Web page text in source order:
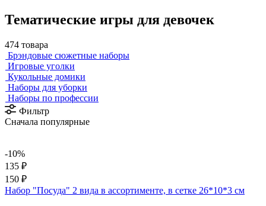
Тематические игры для девочек
474 товара
Брэндовые сюжетные наборы
Игровые уголки
Кукольные домики
Наборы для уборки
Наборы по профессии
Фильтр
Сначала популярные
-10%
135 ₽
150 ₽
Набор "Посуда" 2 вида в ассортименте, в сетке 26*10*3 см